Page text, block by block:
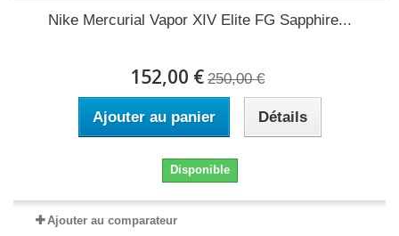
Nike Mercurial Vapor XIV Elite FG Sapphire...
152,00 € 250,00 €
Ajouter au panier Détails
Disponible
Ajouter au comparateur